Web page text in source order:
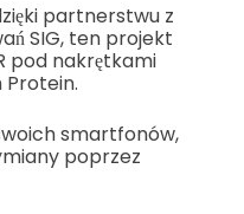
partnerstwu z
SIG, ten projekt
pod nakrętkami
smartfonów,
poprzez